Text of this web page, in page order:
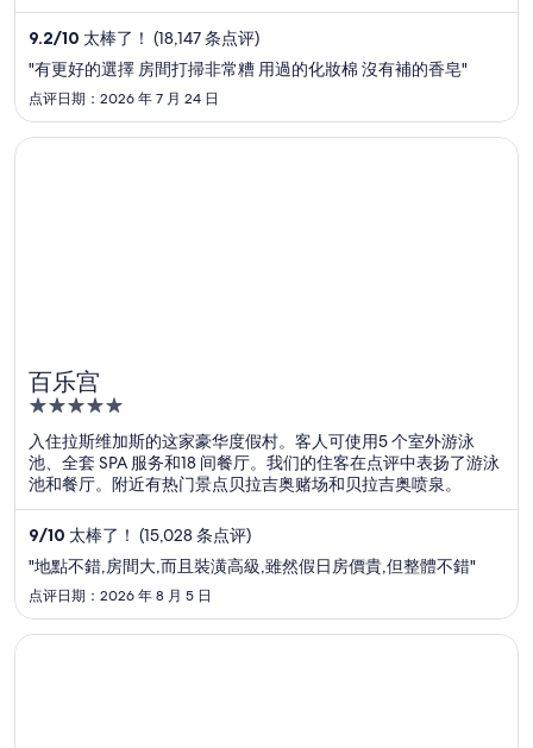
9.2/10 太棒了！ (18,147 条点评)
"有更好的選擇 房間打掃非常糟 用過的化妝棉 沒有補的香皂"
点评日期：2026 年 7 月 24 日
百乐宫
5
out
of
5
入住拉斯维加斯的这家豪华度假村。客人可使用5 个室外游泳
池、全套 SPA 服务和18 间餐厅。我们的住客在点评中表扬了游泳
池和餐厅。附近有热门景点贝拉吉奥赌场和贝拉吉奥喷泉。
9/10 太棒了！ (15,028 条点评)
"地點不錯,房間大,而且裝潢高級,雖然假日房價貴,但整體不錯"
点评日期：2026 年 8 月 5 日
在新窗口中打开
百乐宫
在新窗口中打开
皇宫度假村娱乐场酒店